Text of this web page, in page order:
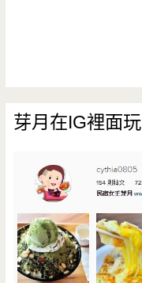
芽月在IG裡面玩